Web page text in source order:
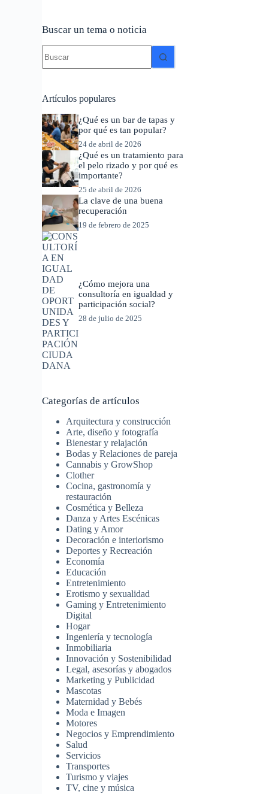
Buscar un tema o noticia
resultados
Artículos populares
¿Qué es un bar de tapas y
por qué es tan popular?
24 de abril de 2026
¿Qué es un tratamiento para
el pelo rizado y por qué es
importante?
25 de abril de 2026
La clave de una buena
recuperación
19 de febrero de 2025
¿Cómo mejora una
consultoría en igualdad y
participación social?
28 de julio de 2025
Categorías de artículos
Arquitectura y construcción
Arte, diseño y fotografía
Bienestar y relajación
Bodas y Relaciones de pareja
Cannabis y GrowShop
Clother
Cocina, gastronomía y
restauración
Cosmética y Belleza
Danza y Artes Escénicas
Dating y Amor
Decoración e interiorismo
Deportes y Recreación
Economía
Educación
Entretenimiento
Erotismo y sexualidad
Gaming y Entretenimiento
Digital
Hogar
Ingeniería y tecnología
Inmobiliaria
Innovación y Sostenibilidad
Legal, asesorías y abogados
Marketing y Publicidad
Mascotas
Maternidad y Bebés
Moda e Imagen
Motores
Negocios y Emprendimiento
Salud
Servicios
Transportes
Turismo y viajes
TV, cine y música